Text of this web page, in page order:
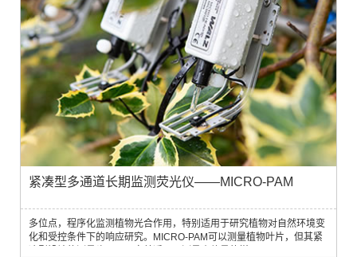
紧凑型多通道长期监测荧光仪——MICRO-PAM
多位点，程序化监测植物光合作用，特别适用于研究植物对自然环境变
化和受控条件下的响应研究。MICRO-PAM可以测量植物叶片，但其紧